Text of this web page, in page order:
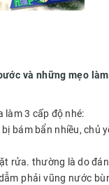
và những mẹo
làm 3 cấp độ nhé:
bám bẩn nhiều, chủ
rửa. thường là do
phải vũng nước